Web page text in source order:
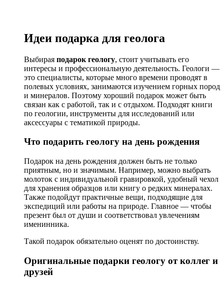
Идеи подарка для геолога
Выбирая подарок геологу, стоит учитывать его
интересы и профессиональную деятельность. Геологи —
это специалисты, которые много времени проводят в
полевых условиях, занимаются изучением горных пород
и минералов. Поэтому хороший подарок может быть
связан как с работой, так и с отдыхом. Подходят книги
по геологии, инструменты для исследований или
аксессуары с тематикой природы.
Что подарить геологу на день рождения
Подарок на день рождения должен быть не только
приятным, но и значимым. Например, можно выбрать
молоток с индивидуальной гравировкой, удобный чехол
для хранения образцов или книгу о редких минералах.
Также подойдут практичные вещи, подходящие для
экспедиций или работы на природе. Главное — чтобы
презент был от души и соответствовал увлечениям
именинника.
Такой подарок обязательно оценят по достоинству.
Оригинальные подарки геологу от коллег и
друзей